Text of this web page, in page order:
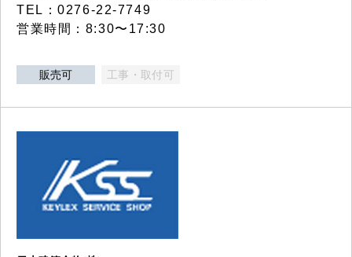
TEL：0276-22-7749
営業時間：8:30〜17:30
販売可 工事・取付可